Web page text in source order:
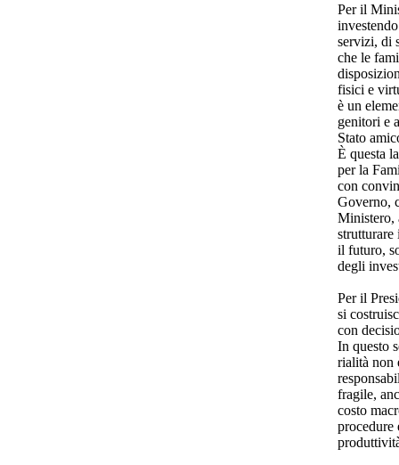
Per il
servizi, di
che le
fisici e
è un
genitori e
Stato
È questa
per la
con
Governo,
Ministero,
il futuro,
degli
Per il
si
con
In questo
rialità non
fragile,
costo
procedure